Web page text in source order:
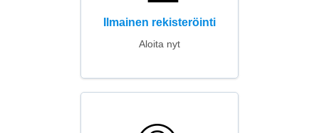
Ilmainen rekisteröinti
Aloita nyt